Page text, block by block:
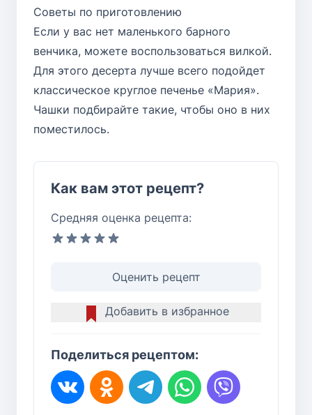
Советы по приготовлению
Если у вас нет маленького барного
венчика, можете воспользоваться вилкой.
Для этого десерта лучше всего подойдет
классическое круглое печенье «Мария».
Чашки подбирайте такие, чтобы оно в них
поместилось.
Как вам этот рецепт?
Средняя оценка рецепта:
Оценить рецепт
Добавить в избранное
Поделиться рецептом: